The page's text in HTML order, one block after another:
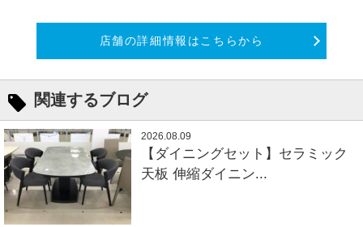
店舗の詳細情報はこちらから
関連するブログ
2026.08.09
【ダイニングセット】セラミック
天板 伸縮ダイニン...